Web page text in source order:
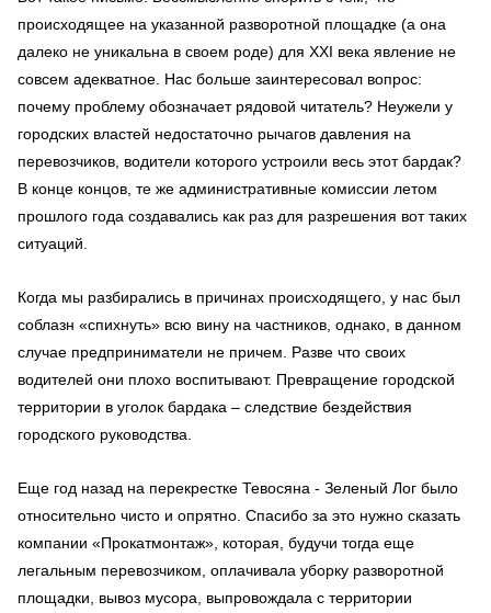
происходящее на указанной разворотной площадке (а она
далеко не уникальна в своем роде) для XXI века явление не
совсем адекватное. Нас больше заинтересовал вопрос:
почему проблему обозначает рядовой читатель? Неужели у
городских властей недостаточно рычагов давления на
перевозчиков, водители которого устроили весь этот бардак?
В конце концов, те же административные комиссии летом
прошлого года создавались как раз для разрешения вот таких
ситуаций.
Когда мы разбирались в причинах происходящего, у нас был
соблазн «спихнуть» всю вину на частников, однако, в данном
случае предприниматели не причем. Разве что своих
водителей они плохо воспитывают. Превращение городской
территории в уголок бардака – следствие бездействия
городского руководства.
Еще год назад на перекрестке Тевосяна - Зеленый Лог было
относительно чисто и опрятно. Спасибо за это нужно сказать
компании «Прокатмонтаж», которая, будучи тогда еще
легальным перевозчиком, оплачивала уборку разворотной
площадки, вывоз мусора, выпровождала с территории